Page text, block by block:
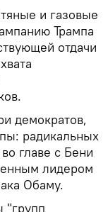
и газовые
Трампа
отдачи
демократов,
радикальных
главе с Бени
лидером
Обаму.
"групп